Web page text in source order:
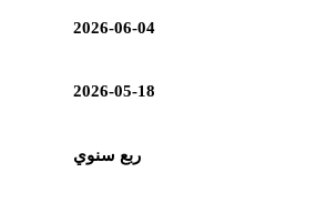
2026-06-04
2026-05-18
ربع سنوي